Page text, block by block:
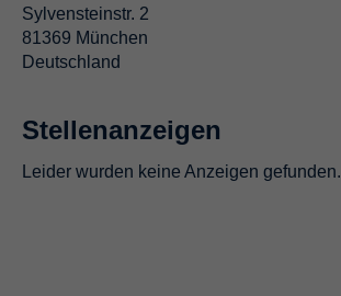
Sylvensteinstr. 2
81369 München
Deutschland
Stellenanzeigen
Leider wurden keine Anzeigen gefunden.